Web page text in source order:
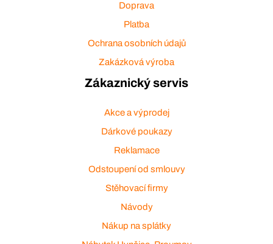
Doprava
Platba
Ochrana osobních údajů
Zakázková výroba
Zákaznický servis
Akce a výprodej
Dárkové poukazy
Reklamace
Odstoupení od smlouvy
Stěhovací firmy
Návody
Nákup na splátky